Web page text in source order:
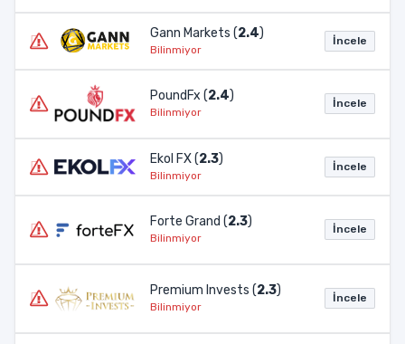
Gann Markets (2.4)
Bilinmiyor
İncele
PoundFx (2.4)
Bilinmiyor
İncele
Ekol FX (2.3)
Bilinmiyor
İncele
Forte Grand (2.3)
Bilinmiyor
İncele
Premium Invests (2.3)
Bilinmiyor
İncele